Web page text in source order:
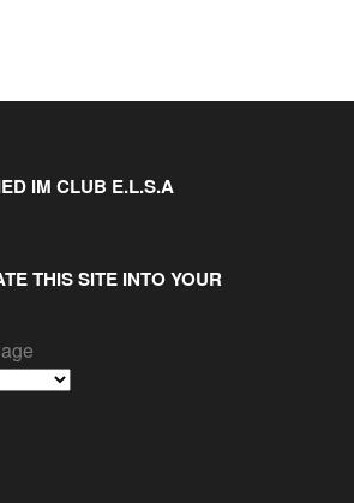
IM CLUB E.L.S.A
THIS SITE INTO YOUR